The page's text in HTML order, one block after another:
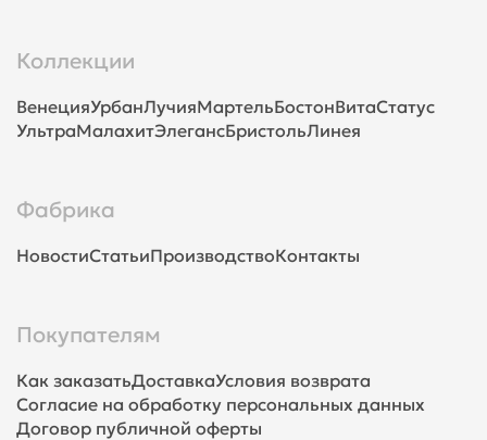
Коллекции
ВенецияУрбанЛучияМартельБостонВитаСтатус
УльтраМалахитЭлегансБристольЛинея
Фабрика
НовостиСтатьиПроизводствоКонтакты
Покупателям
Как заказатьДоставкаУсловия возврата
Согласие на обработку персональных данных
Договор публичной оферты